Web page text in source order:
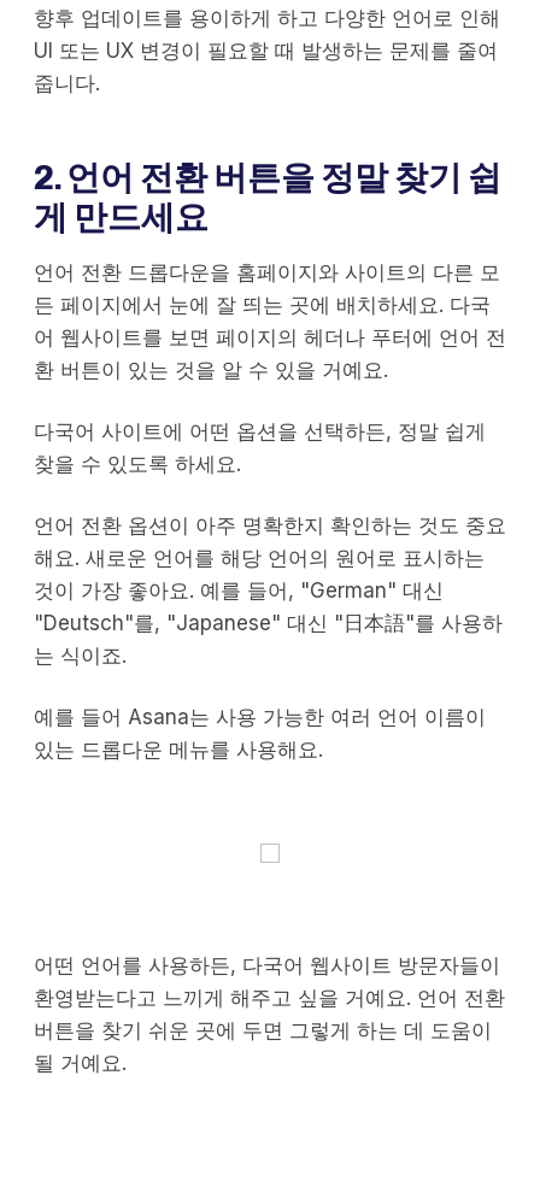
향후 업데이트를 용이하게 하고 다양한 언어로 인해
UI 또는 UX 변경이 필요할 때 발생하는 문제를 줄여
줍니다.
2. 언어 전환 버튼을 정말 찾기 쉽
게 만드세요
언어 전환 드롭다운을 홈페이지와 사이트의 다른 모
든 페이지에서 눈에 잘 띄는 곳에 배치하세요. 다국
어 웹사이트를 보면 페이지의 헤더나 푸터에 언어 전
환 버튼이 있는 것을 알 수 있을 거예요.
다국어 사이트에 어떤 옵션을 선택하든, 정말 쉽게
찾을 수 있도록 하세요.
언어 전환 옵션이 아주 명확한지 확인하는 것도 중요
해요. 새로운 언어를 해당 언어의 원어로 표시하는
것이 가장 좋아요. 예를 들어, "German" 대신
"Deutsch"를, "Japanese" 대신 "日本語"를 사용하
는 식이죠.
예를 들어 Asana는 사용 가능한 여러 언어 이름이
있는 드롭다운 메뉴를 사용해요.
어떤 언어를 사용하든, 다국어 웹사이트 방문자들이
환영받는다고 느끼게 해주고 싶을 거예요. 언어 전환
버튼을 찾기 쉬운 곳에 두면 그렇게 하는 데 도움이
될 거예요.